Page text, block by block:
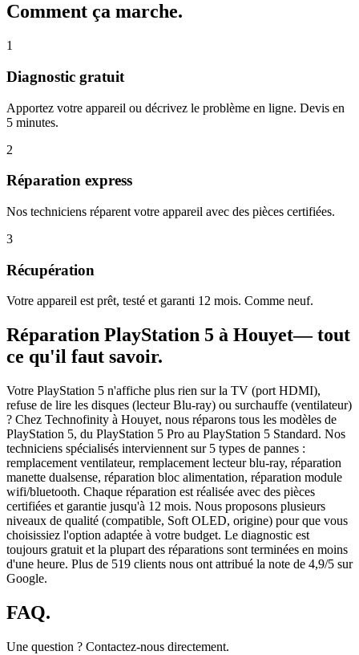
Comment ça marche.
1
Diagnostic gratuit
Apportez votre appareil ou décrivez le problème en ligne. Devis en
5 minutes.
2
Réparation express
Nos techniciens réparent votre appareil avec des pièces certifiées.
3
Récupération
Votre appareil est prêt, testé et garanti 12 mois. Comme neuf.
Réparation PlayStation 5 à Houyet— tout
ce qu'il faut savoir.
Votre PlayStation 5 n'affiche plus rien sur la TV (port HDMI),
refuse de lire les disques (lecteur Blu-ray) ou surchauffe (ventilateur)
? Chez Technofinity à Houyet, nous réparons tous les modèles de
PlayStation 5, du PlayStation 5 Pro au PlayStation 5 Standard. Nos
techniciens spécialisés interviennent sur 5 types de pannes :
remplacement ventilateur, remplacement lecteur blu-ray, réparation
manette dualsense, réparation bloc alimentation, réparation module
wifi/bluetooth. Chaque réparation est réalisée avec des pièces
certifiées et garantie jusqu'à 12 mois. Nous proposons plusieurs
niveaux de qualité (compatible, Soft OLED, origine) pour que vous
choisissiez l'option adaptée à votre budget. Le diagnostic est
toujours gratuit et la plupart des réparations sont terminées en moins
d'une heure. Plus de 519 clients nous ont attribué la note de 4,9/5 sur
Google.
FAQ.
Une question ? Contactez-nous directement.